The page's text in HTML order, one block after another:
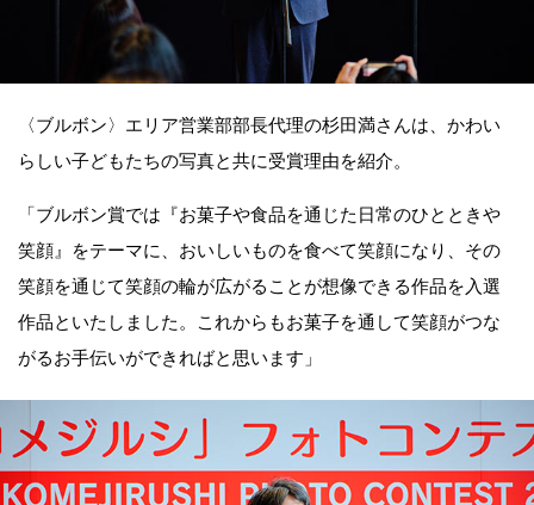
〈ブルボン〉エリア営業部部長代理の杉田満さんは、かわい
らしい子どもたちの写真と共に受賞理由を紹介。
「ブルボン賞では『お菓子や食品を通じた日常のひとときや
笑顔』をテーマに、おいしいものを食べて笑顔になり、その
笑顔を通じて笑顔の輪が広がることが想像できる作品を入選
作品といたしました。これからもお菓子を通して笑顔がつな
がるお手伝いができればと思います」